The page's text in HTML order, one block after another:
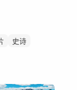
史诗